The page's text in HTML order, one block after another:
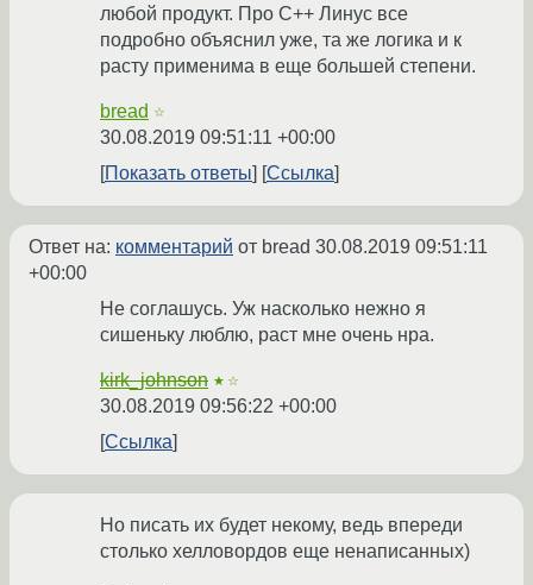
любой продукт. Про C++ Линус все
подробно объяснил уже, та же логика и к
расту применима в еще большей степени.
bread ☆
30.08.2019 09:51:11 +00:00
Показать ответы
Ссылка
Ответ на: комментарий от bread 30.08.2019 09:51:11
+00:00
Не соглашусь. Уж насколько нежно я
сишеньку люблю, раст мне очень нра.
kirk_johnson ★☆
30.08.2019 09:56:22 +00:00
Ссылка
Но писать их будет некому, ведь впереди
столько хелловордов еще ненаписанных)